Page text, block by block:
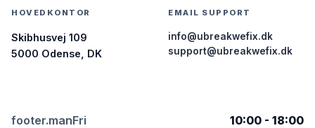
HOVEDKONTOR
Skibhusvej 109
5000 Odense, DK
EMAIL SUPPORT
info@ubreakwefix.dk
support@ubreakwefix.dk
footer.manFri 10:00 - 18:00